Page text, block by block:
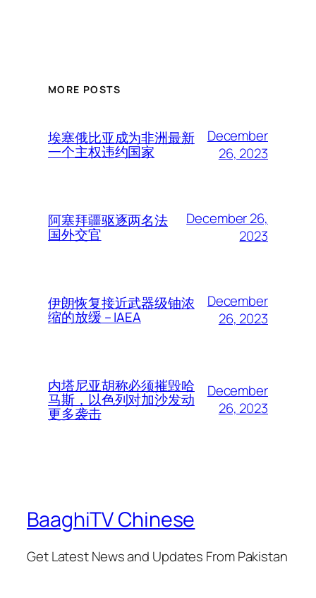
MORE POSTS
埃塞俄比亚成为非洲最新
一个主权违约国家
December
26, 2023
阿塞拜疆驱逐两名法
国外交官
December 26,
2023
伊朗恢复接近武器级铀浓
缩的放缓 – IAEA
December
26, 2023
内塔尼亚胡称必须摧毁哈
马斯，以色列对加沙发动
更多袭击
December
26, 2023
BaaghiTV Chinese
Get Latest News and Updates From Pakistan